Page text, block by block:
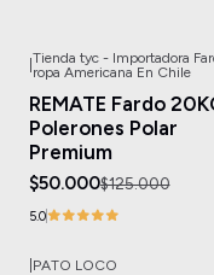
-60%OFF
Tienda tyc - Importadora
ropa Americana En Chile
REMATE Fardo
Polerones Polar
Premium
$50.000$125.000
5.0
PATO LOCO